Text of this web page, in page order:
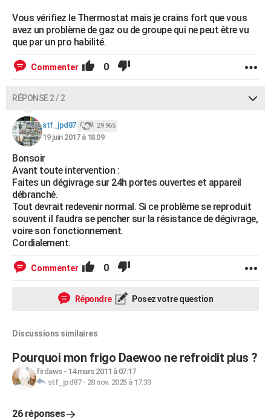
Vous vérifiez le Thermostat mais je crains fort que vous
avez un problème de gaz ou de groupe qui ne peut être vu
que par un pro habilité.
Commenter 0
RÉPONSE 2 / 2
stf_jpd87 29 965
19 juin 2017 à 18:09
Bonsoir
Avant toute intervention :
Faites un dégivrage sur 24h portes ouvertes et appareil
débranché.
Tout devrait redevenir normal. Si ce problème se reproduit
souvent il faudra se pencher sur la résistance de dégivrage,
voire son fonctionnement.
Cordialement.
Commenter 0
Répondre Posez votre question
Discussions similaires
Pourquoi mon frigo Daewoo ne refroidit plus ?
firdaws- 14 mars 2011 à 07:17
stf_jpd87- 28 nov. 2025 à 17:33
26 réponses